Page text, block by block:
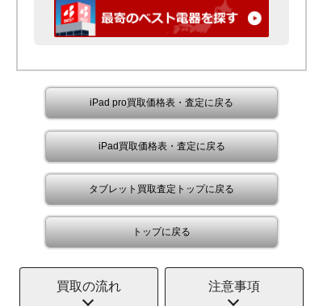
iPad pro買取価格表・査定に戻る
iPad買取価格表・査定に戻る
タブレット買取査定トップに戻る
トップに戻る
買取の流れ 注意事項